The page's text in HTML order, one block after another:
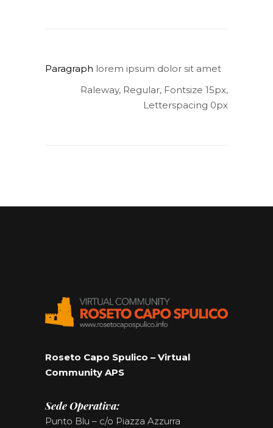
Paragraph lorem ipsum dolor sit amet
Raleway, Regular, Fontsize 15px,
Letterspacing 0px
Roseto Capo Spulico – Virtual
Community APS
Sede Operativa:
Punto Blu – c/o Piazza Azzurra